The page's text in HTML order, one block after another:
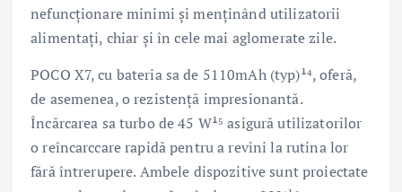
nefuncționare minimi și menținând utilizatorii
alimentați, chiar și în cele mai aglomerate zile.
POCO X7, cu bateria sa de 5110mAh (typ)¹⁴, oferă,
de asemenea, o rezistență impresionantă.
Încărcarea sa turbo de 45 W¹⁵ asigură utilizatorilor
o reîncarccare rapidă pentru a revini la rutina lor
fără întrerupere. Ambele dispozitive sunt proiectate